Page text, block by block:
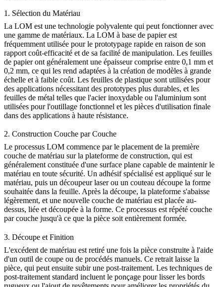
1. Sélection du Matériau
La LOM est une technologie polyvalente qui peut fonctionner avec
une gamme de matériaux. La LOM à base de papierest
fréquemment utilisée pour le prototypage rapide en raison de son
rapport coût-efficacité et de sa facilité de manipulation. Les feuilles
de papier ont généralement une épaisseur comprise entre 0,1 mm et
0,2 mm, ce qui les rend adaptées à la création de modèles à grande
échelle et à faible coût. Les feuilles de plastique sont utilisées pour
des applications nécessitant des prototypes plus durables, et les
feuilles de métal telles que l'acier inoxydable ou l'aluminium sont
utilisées pour l'outillage fonctionnel et les pièces d'utilisation finale
dans des applications à haute résistance.
2. Construction Couche par Couche
Le processus LOM commence par le placement de la première
couche de matériau sur la plateforme de construction, qui est
généralement constituée d'une surface plane capable de maintenir le
matériau en toute sécurité. Un adhésif spécialisé est appliqué sur le
matériau, puis un découpeur laser ou un couteau découpe la forme
souhaitée dans la feuille. Après la découpe, la plateforme s'abaisse
légèrement, et une nouvelle couche de matériau est placée au-
dessus, liée et découpée à la forme. Ce processus est répété couche
par couche jusqu'à ce que la pièce soit entièrement formée.
3. Découpe et Finition
L'excédent de matériau est retiré une fois la pièce construite à l'aide
d'un outil de coupe ou de procédés manuels. Ce retrait laisse la
pièce, qui peut ensuite subir une post-traitement. Les techniques de
post-traitement standard incluent le ponçage pour lisser les bords